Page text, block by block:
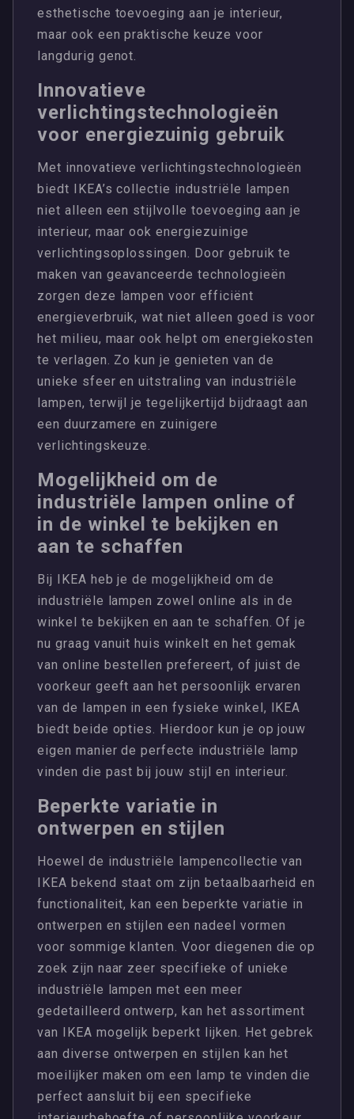
esthetische toevoeging aan je interieur,
maar ook een praktische keuze voor
langdurig genot.
Innovatieve
verlichtingstechnologieën
voor energiezuinig gebruik
Met innovatieve verlichtingstechnologieën
biedt IKEA’s collectie industriële lampen
niet alleen een stijlvolle toevoeging aan je
interieur, maar ook energiezuinige
verlichtingsoplossingen. Door gebruik te
maken van geavanceerde technologieën
zorgen deze lampen voor efficiënt
energieverbruik, wat niet alleen goed is voor
het milieu, maar ook helpt om energiekosten
te verlagen. Zo kun je genieten van de
unieke sfeer en uitstraling van industriële
lampen, terwijl je tegelijkertijd bijdraagt aan
een duurzamere en zuinigere
verlichtingskeuze.
Mogelijkheid om de
industriële lampen online of
in de winkel te bekijken en
aan te schaffen
Bij IKEA heb je de mogelijkheid om de
industriële lampen zowel online als in de
winkel te bekijken en aan te schaffen. Of je
nu graag vanuit huis winkelt en het gemak
van online bestellen prefereert, of juist de
voorkeur geeft aan het persoonlijk ervaren
van de lampen in een fysieke winkel, IKEA
biedt beide opties. Hierdoor kun je op jouw
eigen manier de perfecte industriële lamp
vinden die past bij jouw stijl en interieur.
Beperkte variatie in
ontwerpen en stijlen
Hoewel de industriële lampencollectie van
IKEA bekend staat om zijn betaalbaarheid en
functionaliteit, kan een beperkte variatie in
ontwerpen en stijlen een nadeel vormen
voor sommige klanten. Voor diegenen die op
zoek zijn naar zeer specifieke of unieke
industriële lampen met een meer
gedetailleerd ontwerp, kan het assortiment
van IKEA mogelijk beperkt lijken. Het gebrek
aan diverse ontwerpen en stijlen kan het
moeilijker maken om een lamp te vinden die
perfect aansluit bij een specifieke